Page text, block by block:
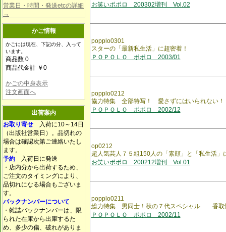
営業日・時間・発送etcの詳細
→
かご情報
かごには現在、下記の分、入って
います。
商品数 0
商品代金計 ￥0
かごの中身表示
注文画面へ
出荷案内
お取り寄せ 入荷に10～14日
（出版社営業日）。品切れの
場合は確認次第ご連絡いたし
ます。
予約 入荷日に発送
・店内分から出荷するため、
ご注文のタイミングにより、
品切れになる場合もございま
す。
バックナンバーについて
・雑誌バックナンバーは、限
られた在庫から出庫するた
め、多少の傷、破れがありま
お笑いポポロ 200302増刊 Vol.02
popplo0301
スターの「最新私生活」に超密着！
ＰＯＰＯＬＯ ポポロ 2003/01
popplo0212
協力特集 全部特写！ 愛さずにはいられない！
ＰＯＰＯＬＯ ポポロ 2002/12
op0212
超人気芸人７５組150人の「素顔」と「私生活」
お笑いポポロ 200212増刊 Vol.01
popplo0211
総力特集 男同士！秋の７代スペシャル 香取
ＰＯＰＯＬＯ ポポロ 2002/11